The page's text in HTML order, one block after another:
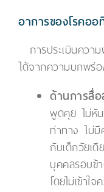
อาการของโรคออ
การประเมินคว
ได้จากความบกพร่
ด้านการสื่
พูดคุย ไม่หั
ท่าทาง ไม่
กับเด็กวัยเ
บุคคลรอบข้
โดยไม่เข้าใ